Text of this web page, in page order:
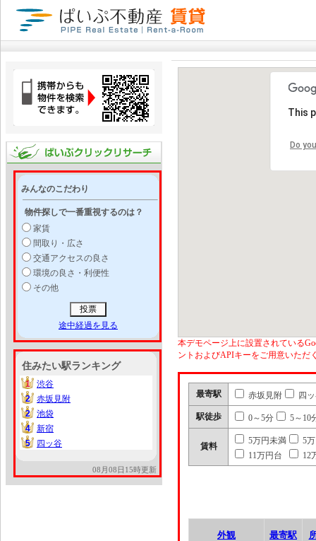
みんなのこだわり
物件探しで一番重視するのは？
家賃
間取り・広さ
交通アクセスの良さ
環境の良さ・利便性
その他
途中経過を見る
住みたい駅ランキング
1
1
渋谷
2
2
赤坂見附
2
2
池袋
4
4
新宿
5
5 四ッ谷
08月08日15時更新
This
Do
本デモページ上に設置されている
ントおよびAPIキーをご用意いただ
最寄駅 赤坂見附 四
駅徒歩 0～5分 5～10
賃料
5万円未満
5
11万円台
12
外観 最寄駅